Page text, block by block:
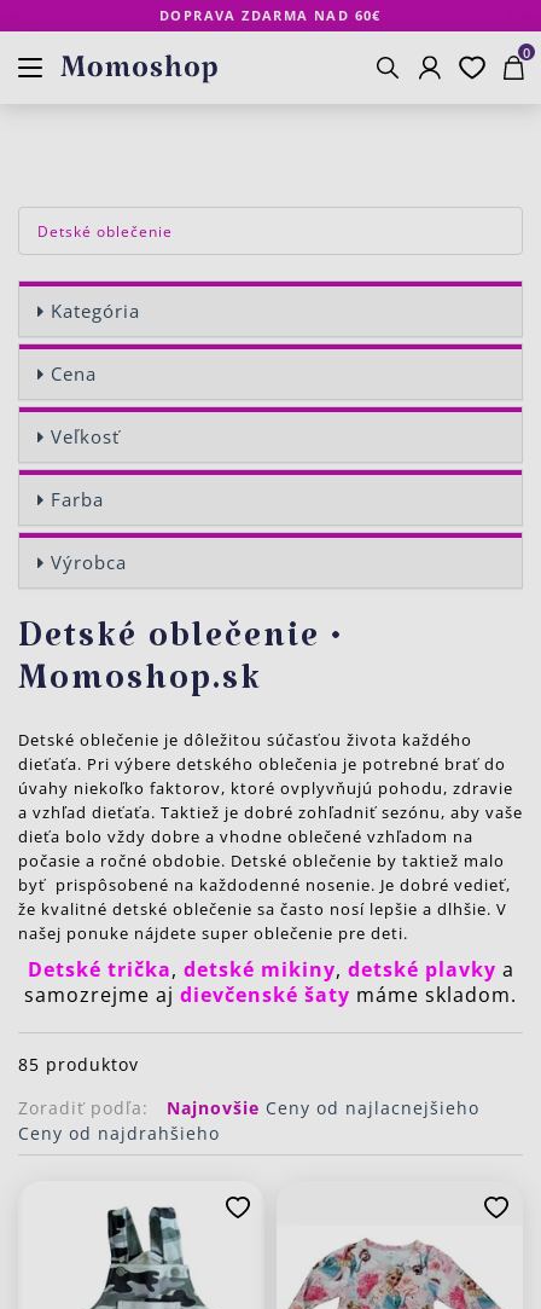
DOPRAVA ZDARMA NAD 60€
Vyhľadávanie
Košík
0
Obľúbené
Detské oblečenie
Kategória
Cena
Veľkosť
Farba
Výrobca
Detské oblečenie •
Momoshop.sk
Detské oblečenie je dôležitou súčasťou života každého
dieťaťa. Pri výbere detského oblečenia je potrebné brať do
úvahy niekoľko faktorov, ktoré ovplyvňujú pohodu, zdravie
a vzhľad dieťaťa. Taktiež je dobré zohľadniť sezónu, aby vaše
dieťa bolo vždy dobre a vhodne oblečené vzhľadom na
počasie a ročné obdobie. Detské oblečenie by taktiež malo
byť prispôsobené na každodenné nosenie. Je dobré vedieť,
že kvalitné detské oblečenie sa často nosí lepšie a dlhšie. V
našej ponuke nájdete super oblečenie pre deti.
Detské trička, detské mikiny, detské plavky a
samozrejme aj dievčenské šaty máme skladom.
85 produktov
Zoradiť podľa: Najnovšie Ceny od najlacnejšieho
Ceny od najdrahšieho